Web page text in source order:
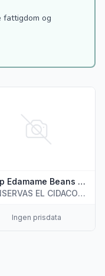
fattigdom og
Kikerter 380g"
Coop Edamame Beans 380g
CONSERVAS EL CIDACOS, S.A.
Ingen prisdata
detaljer for